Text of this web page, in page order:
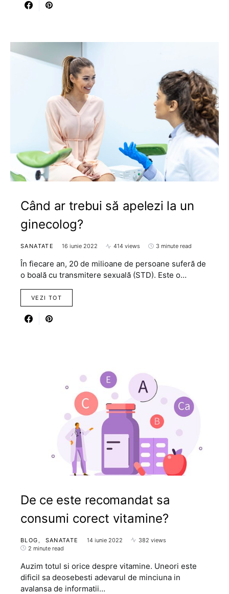
Când ar trebui să apelezi la un
ginecolog?
SANATATE 16 iunie 2022 414 views 3 minute read
În fiecare an, 20 de milioane de persoane suferă de
o boală cu transmitere sexuală (STD). Este o…
VEZI TOT
De ce este recomandat sa
consumi corect vitamine?
BLOG SANATATE 14 iunie 2022
382 views
2 minute read
Auzim totul si orice despre vitamine. Uneori este
dificil sa deosebesti adevarul de minciuna in
avalansa de informatii…